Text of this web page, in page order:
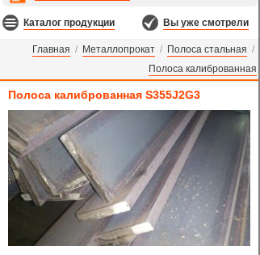
Каталог продукции Вы уже смотрели
Главная / Металлопрокат / Полоса стальная /
Полоса калиброванная
Полоса калиброванная S355J2G3